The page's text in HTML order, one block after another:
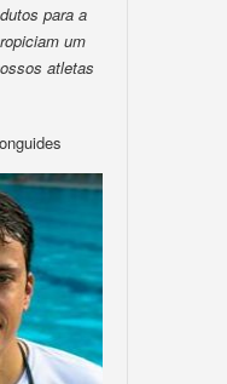
para a
um
atletas